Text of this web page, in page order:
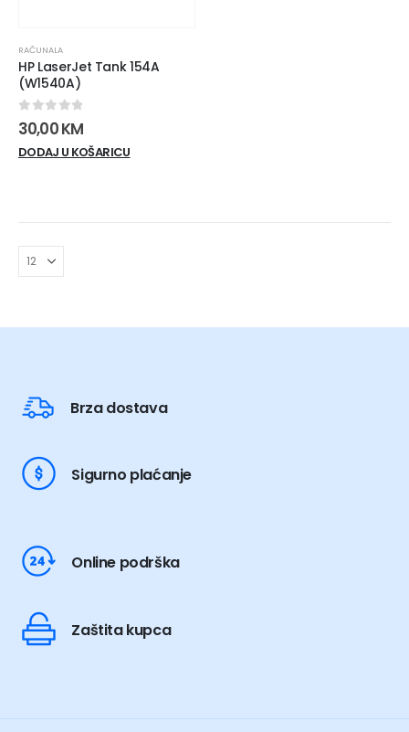
RAČUNALA
HP LaserJet Tank 154A
(W1540A)
0 out of 5
30,00KM
DODAJ U KOŠARICU
Brza dostava
Sigurno plaćanje
Online podrška
Zaštita kupca